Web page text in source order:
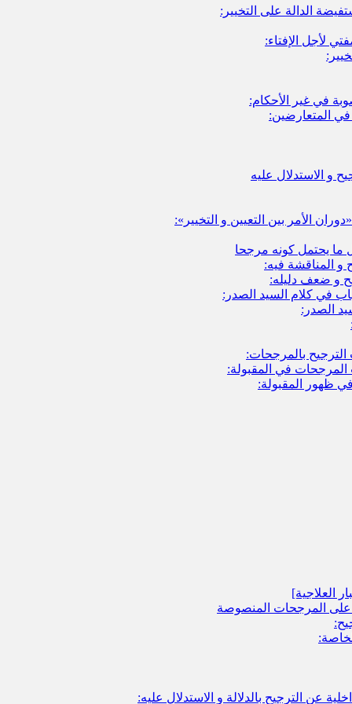
الدالة على التخيير:
لأجل الإفتاء:
في غير الأحكام:
المتعارضين:
و الاستدلال عليه
الأمر بين التعيين و التخيير»:
ما يحتمل كونه مرجحا
و المناقشة فيه:
و ضعف دليله:
في كلام السيد الصدر:
الصدر:
بالمرجحات:
في المقبولة:
ظهور المقبولة:
العلاجية]
على المرجحات المنصوصة
عن الترجيح بالدلالة و الاستدلال عليه: